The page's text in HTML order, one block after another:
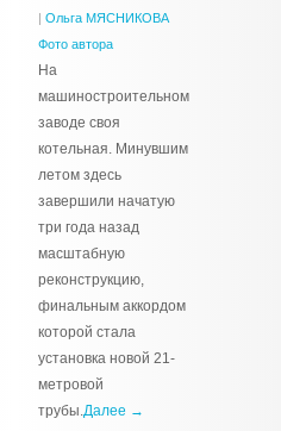
| Ольга МЯСНИКОВА
Фото автора
На
машиностроительном
заводе своя
котельная. Минувшим
летом здесь
завершили начатую
три года назад
масштабную
реконструкцию,
финальным аккордом
которой стала
установка новой 21-
метровой
трубы.Далее →